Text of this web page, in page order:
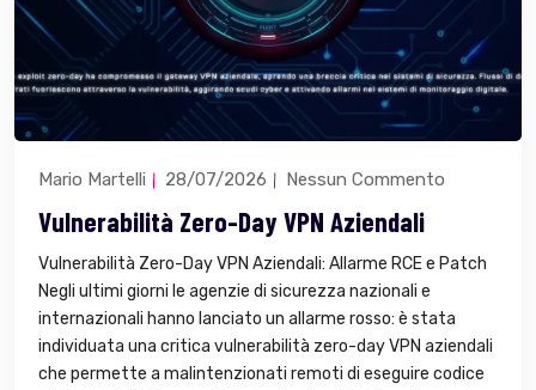
Mario Martelli 28/07/2026 Nessun Commento
Vulnerabilità Zero-Day VPN Aziendali
Vulnerabilità Zero-Day VPN Aziendali: Allarme RCE e Patch
Negli ultimi giorni le agenzie di sicurezza nazionali e
internazionali hanno lanciato un allarme rosso: è stata
individuata una critica vulnerabilità zero-day VPN aziendali
che permette a malintenzionati remoti di eseguire codice